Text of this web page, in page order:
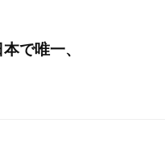
で唯一、